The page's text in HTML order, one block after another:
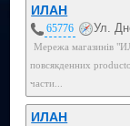
ИЛАН
65776 Ул.
Мережа магазинів
повсякденних
части...
ИЛАН